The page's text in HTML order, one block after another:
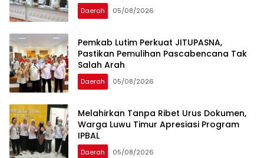
Daerah 05/08/2026
Pemkab Lutim Perkuat JITUPASNA,
Pastikan Pemulihan Pascabencana Tak
Salah Arah
Daerah 05/08/2026
Melahirkan Tanpa Ribet Urus Dokumen,
Warga Luwu Timur Apresiasi Program
IPBAL
Daerah 05/08/2026